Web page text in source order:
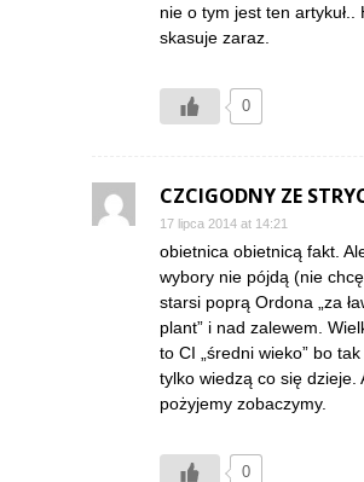
nie o tym jest ten artykuł..
skasuje zaraz.
0
CZCIGODNY ZE
17 lipca 2014 at 14:21
obietnica obietnicą fakt.
wybory nie pójdą (nie
starsi poprą Ordona „za
plant” i nad zalewem.
to CI „średni wieko” bo
tylko wiedzą co się dzieje.
pożyjemy zobaczymy.
0